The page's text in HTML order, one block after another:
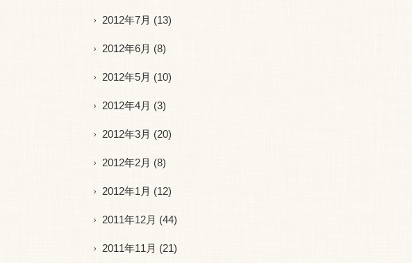
2012年7月 (13)
2012年6月 (8)
2012年5月 (10)
2012年4月 (3)
2012年3月 (20)
2012年2月 (8)
2012年1月 (12)
2011年12月 (44)
2011年11月 (21)